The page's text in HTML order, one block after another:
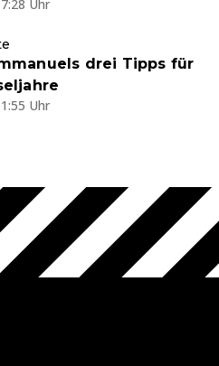
Uhr
drei Tipps für
Uhr